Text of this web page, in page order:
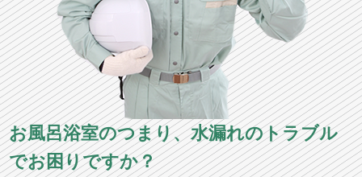
お風呂浴室のつまり、水漏れのトラブル
でお困りですか？